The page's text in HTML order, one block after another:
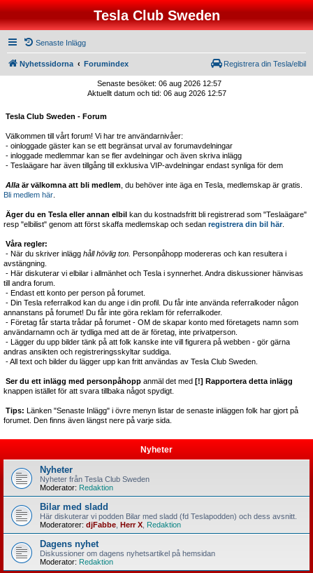
Tesla Club Sweden
Senaste Inlägg
Nyhetssidorna Forumindex Registrera din Tesla/elbil
Senaste besöket: 06 aug 2026 12:57
Aktuellt datum och tid: 06 aug 2026 12:57
Tesla Club Sweden - Forum
Välkommen till vårt forum! Vi har tre användarnivåer:
- oinloggade gäster kan se ett begränsat urval av forumavdelningar
- inloggade medlemmar kan se fler avdelningar och även skriva inlägg
- Teslaägare har även tillgång till exklusiva VIP-avdelningar endast synliga för dem
Alla är välkomna att bli medlem , du behöver inte äga en Tesla, medlemskap är gratis.
Bli medlem här
Äger du en Tesla eller annan elbil kan du kostnadsfritt bli registrerad som "Teslaägare"
resp "elbilist" genom att först skaffa medlemskap och sedan registrera din bil här.
Våra regler:
- När du skriver inlägg håll hövlig ton. Personpåhopp modereras och kan resultera i
avstängning.
- Här diskuterar vi elbilar i allmänhet och Tesla i synnerhet. Andra diskussioner hänvisas
till andra forum.
- Endast ett konto per person på forumet.
- Din Tesla referralkod kan du ange i din profil. Du får inte använda referralkoder någon
annanstans på forumet! Du får inte göra reklam för referralkoder.
- Företag får starta trådar på forumet - OM de skapar konto med företagets namn som
användarnamn och är tydliga med att de är företag, inte privatperson.
- Lägger du upp bilder tänk på att folk kanske inte vill figurera på webben - gör gärna
andras ansikten och registreringsskyltar suddiga.
- All text och bilder du lägger upp kan fritt användas av Tesla Club Sweden.
Ser du ett inlägg med personpåhopp anmäl det med [!] Rapportera detta inlägg
knappen istället för att svara tillbaka något spydigt.
Tips: Länken "Senaste Inlägg" i övre menyn listar de senaste inläggen folk har gjort på
forumet. Den finns även längst nere på varje sida.
Nyheter
Nyheter
Nyheter från Tesla Club Sweden
Moderator: Redaktion
Bilar med sladd
Här diskuterar vi podden Bilar med sladd (fd Teslapodden) och dess avsnitt.
Moderatorer: djFabbe Herr X Redaktion
Dagens nyhet
Diskussioner om dagens nyhetsartikel på hemsidan
Moderator: Redaktion